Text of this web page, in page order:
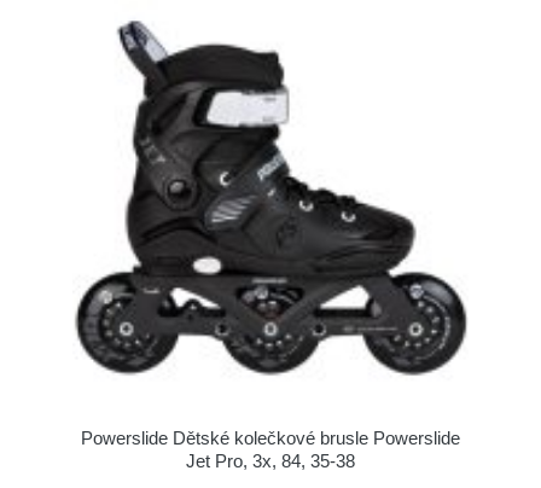
Powerslide Dětské kolečkové brusle Powerslide
Jet Pro, 3x, 84, 35-38